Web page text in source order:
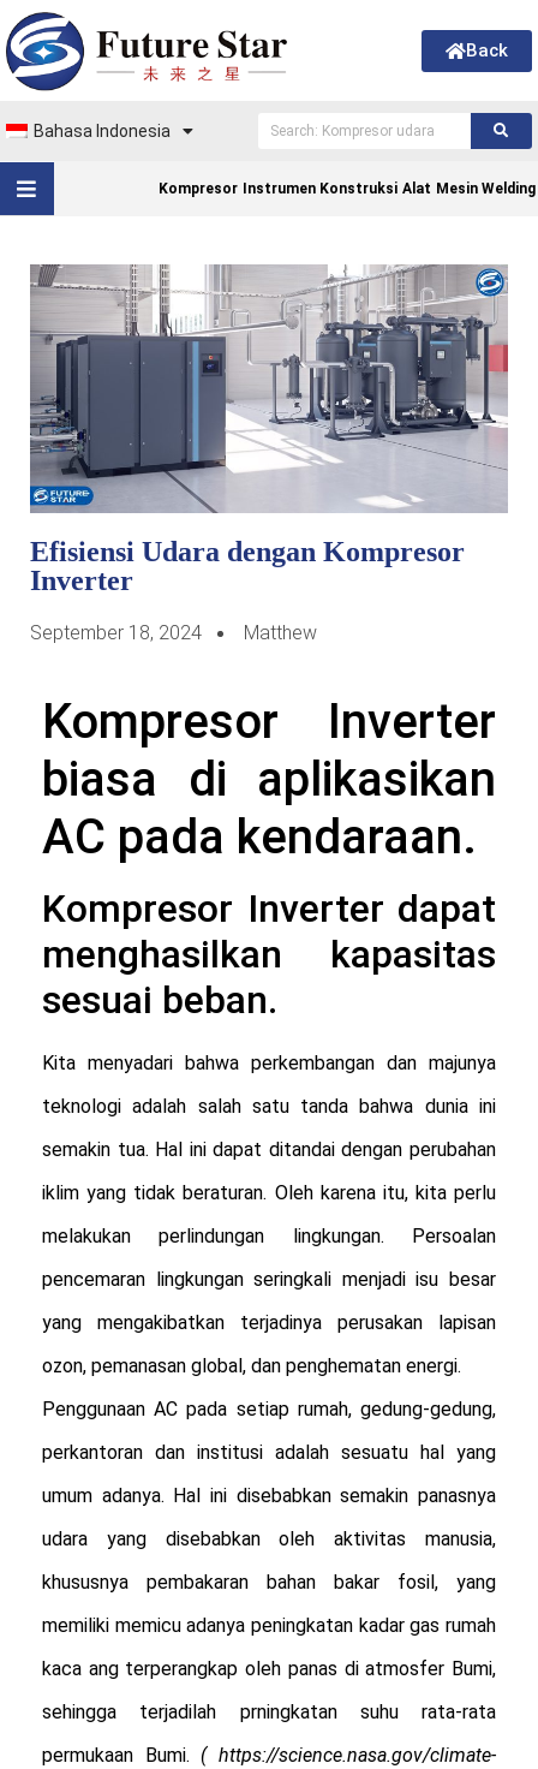
Back
Bahasa Indonesia
Kompresor Instrumen Konstruksi Alat Mesin Welding
Efisiensi Udara dengan Kompresor
Inverter
September 18, 2024 Matthew
Kompresor Inverter
biasa di aplikasikan
AC pada kendaraan.
Kompresor Inverter dapat
menghasilkan kapasitas
sesuai beban.
Kita menyadari bahwa perkembangan dan majunya
teknologi adalah salah satu tanda bahwa dunia ini
semakin tua. Hal ini dapat ditandai dengan perubahan
iklim yang tidak beraturan. Oleh karena itu, kita perlu
melakukan perlindungan lingkungan. Persoalan
pencemaran lingkungan seringkali menjadi isu besar
yang mengakibatkan terjadinya perusakan lapisan
ozon, pemanasan global, dan penghematan energi.
Penggunaan AC pada setiap rumah, gedung-gedung,
perkantoran dan institusi adalah sesuatu hal yang
umum adanya. Hal ini disebabkan semakin panasnya
udara yang disebabkan oleh aktivitas manusia,
khususnya pembakaran bahan bakar fosil, yang
memiliki memicu adanya peningkatan kadar gas rumah
kaca ang terperangkap oleh panas di atmosfer Bumi,
sehingga terjadilah prningkatan suhu rata-rata
permukaan Bumi. ( https://science.nasa.gov/climate-